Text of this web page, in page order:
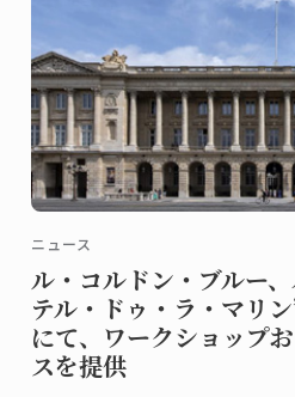
ニュース
ル・コルドン・ブルー
テル・ドゥ・ラ・マリ
にて、ワークショップ
スを提供